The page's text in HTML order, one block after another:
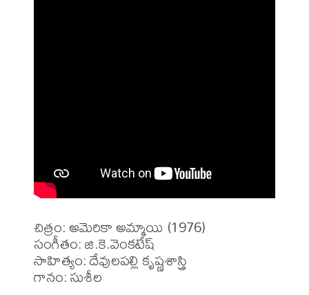
చిత్రం: అమెరికా అమ్మాయి (1976)
సంగీతం: జి.కె.వెంకటేష్
సాహిత్యం: దేవులపల్లి కృష్ణశాస్త్రి
గానం: సుశీల